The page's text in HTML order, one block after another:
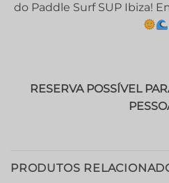
do Paddle Surf SUP Ibiza!
RESERVA POSSÍVEL
PRODUTOS